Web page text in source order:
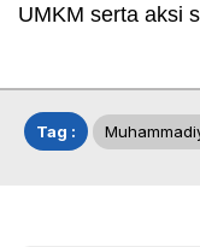
UMKM serta aksi
Tag :